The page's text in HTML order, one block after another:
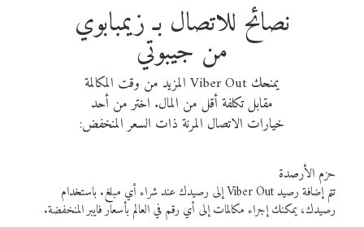
نصائح للاتصال بـ زيمبابوي
من جيبوتي
يمنحك Viber Out المزيد من وقت المكالمة
مقابل تكلفة أقل من المال. اختر من أحد
خيارات الاتصال المرنة ذات السعر المنخفض:
حزم الأرصدة
تتم إضافة رصيد Viber Out إلى رصيدك عند شراء أي مبلغ. باستخدام
رصيدك، يمكنك إجراء مكالمات إلى أي رقم في العالم بأسعار فايبر المنخفضة.